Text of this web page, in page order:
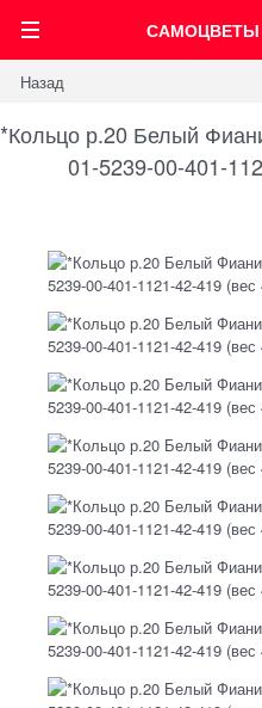
САМОЦВЕТЫ
Назад
*Кольцо р.20 Белый
01-5239-00-401-